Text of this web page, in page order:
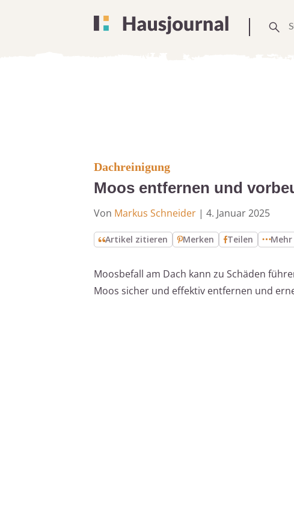
Dachreinigung
Moos entfernen und
Von Markus Schneider | 4. Januar 2025
Artikel zitieren Merken Teilen Mehr
Moosbefall am Dach kann zu Schäden
Moos sicher und effektiv entfernen und